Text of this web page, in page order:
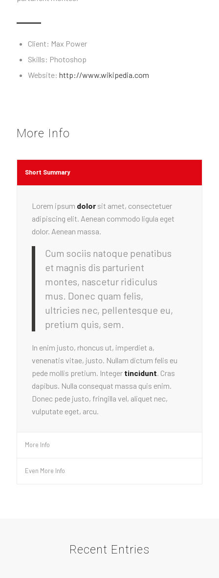
Client: Max Power
Skills: Photoshop
Website: http://www.wikipedia.com
More Info
Short Summary
Lorem ipsum dolorsit amet, consectetuer
adipiscing elit. Aenean commodo ligula eget
dolor. Aenean massa.
Cum sociis natoque penatibus
et magnis dis parturient
montes, nascetur ridiculus
mus. Donec quam felis,
ultricies nec, pellentesque eu,
pretium quis, sem.
In enim justo, rhoncus ut, imperdiet a,
venenatis vitae, justo. Nullam dictum felis eu
pede mollis pretium. Integer tincidunt. Cras
dapibus. Nulla consequat massa quis enim.
Donec pede justo, fringilla vel, aliquet nec,
vulputate eget, arcu.
More Info
Even More Info
Recent Entries